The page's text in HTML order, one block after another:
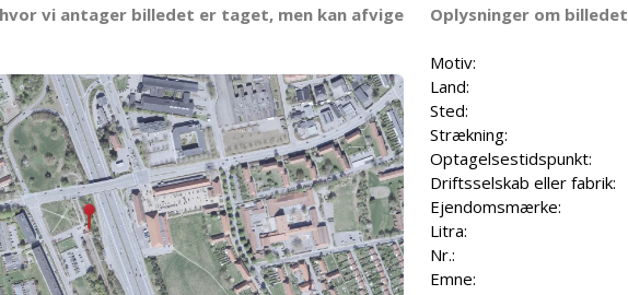
vi antager billedet er taget, men kan afvige
Oplysninger om billedet
Motiv:
Land:
Sted:
Strækning:
Optagelsestidspunkt:
Driftsselskab eller fabrik:
Ejendomsmærke:
Litra:
Nr.:
Emne: